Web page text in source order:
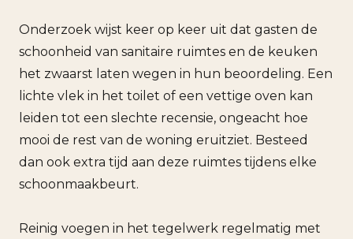
Onderzoek wijst keer op keer uit dat gasten de
schoonheid van sanitaire ruimtes en de keuken
het zwaarst laten wegen in hun beoordeling. Een
lichte vlek in het toilet of een vettige oven kan
leiden tot een slechte recensie, ongeacht hoe
mooi de rest van de woning eruitziet. Besteed
dan ook extra tijd aan deze ruimtes tijdens elke
schoonmaakbeurt.
Reinig voegen in het tegelwerk regelmatig met